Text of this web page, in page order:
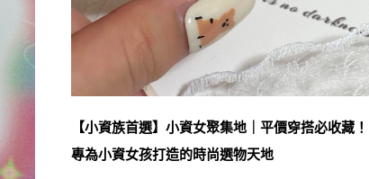
【小資族首選】小資女聚集地｜平價穿搭必收藏！
專為小資女孩打造的時尚選物天地